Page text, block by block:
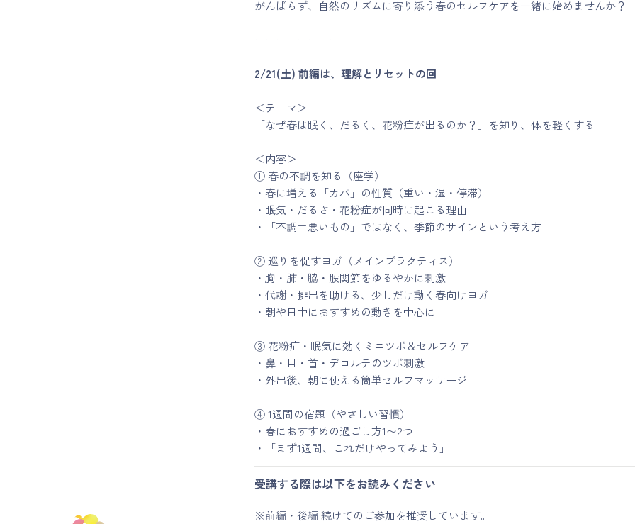
がんばらず、自然のリズムに寄り添う春のセルフケアを一緒に始めませんか？
ーーーーーーーー
2/21(土) 前編は、理解とリセットの回
＜テーマ＞
「なぜ春は眠く、だるく、花粉症が出るのか？」を知り、体を軽くする
＜内容＞
① 春の不調を知る（座学）
・春に増える「カパ」の性質（重い・湿・停滞）
・眠気・だるさ・花粉症が同時に起こる理由
・「不調＝悪いもの」ではなく、季節のサインという考え方
② 巡りを促すヨガ（メインプラクティス）
・胸・肺・脇・股関節をゆるやかに刺激
・代謝・排出を助ける、少しだけ動く春向けヨガ
・朝や日中におすすめの動きを中心に
③ 花粉症・眠気に効くミニツボ＆セルフケア
・鼻・目・首・デコルテのツボ刺激
・外出後、朝に使える簡単セルフマッサージ
④ 1週間の宿題（やさしい習慣）
・春におすすめの過ごし方1〜2つ
・「まず1週間、これだけやってみよう」
受講する際は以下をお読みください
※前編・後編 続けてのご参加を推奨しています。